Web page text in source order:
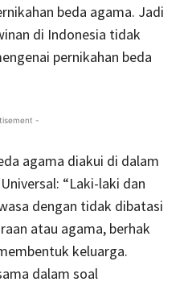
beda agama. Jadi
di Indonesia tidak
pernikahan beda
-
agama diakui di dalam
“Laki-laki dan
dengan tidak dibatasi
atau agama, berhak
keluarga.
dalam soal